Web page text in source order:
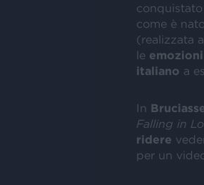
come è
(realizzata a
le emozioni
italiano a
In
Falling in
ridere
per un